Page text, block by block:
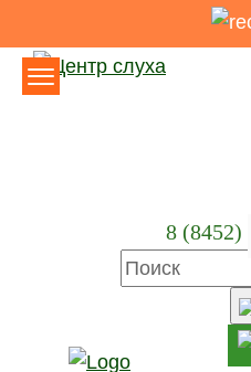
Слуховые
Слуховые аппараты Отикон
8 (8452)